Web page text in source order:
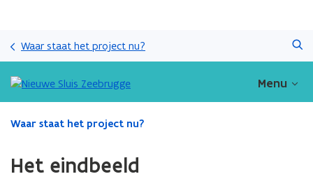
gaan
Waar staat het project nu?
Menu
Gedaan
Waar staat het project nu?
Het eindbeeld